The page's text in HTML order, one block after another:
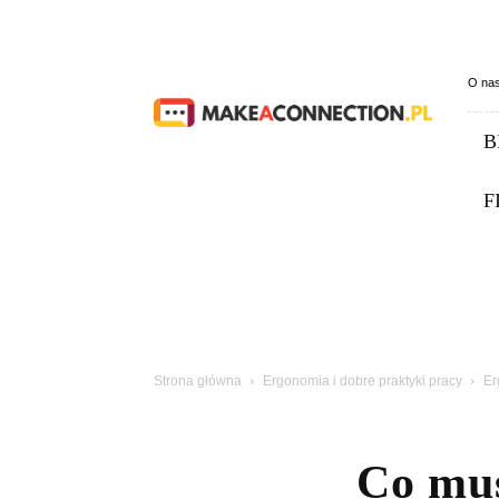
O
Strona główna Ergonomia i dobre praktyki pracy
Co